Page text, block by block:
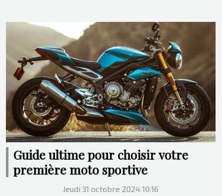
Guide ultime pour choisir votre
première moto sportive
Jeudi 31 octobre 2024 10:16